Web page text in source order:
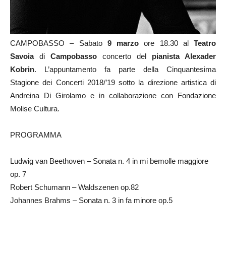
CAMPOBASSO – Sabato 9 marzo ore 18.30 al Teatro
Savoiadi Campobasso concerto del pianista Alexader
Kobrin. L’appuntamento fa parte della Cinquantesima
Stagione dei Concerti 2018/’19 sotto la direzione artistica di
Andreina Di Girolamo e in collaborazione con Fondazione
Molise Cultura.
PROGRAMMA
Ludwig van Beethoven – Sonata n. 4 in mi bemolle maggiore
op. 7
Robert Schumann – Waldszenen op.82
Johannes Brahms – Sonata n. 3 in fa minore op.5